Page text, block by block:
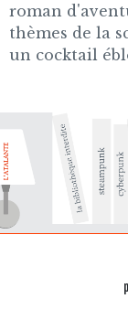
roman
thèmes de la
un cocktail